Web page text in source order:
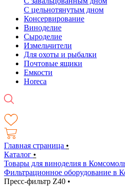
С цельнотянутым дном
Консервирование
Виноделие
Сыроделие
Измельчители
Для охоты и рыбалки
Почтовые ящики
Емкости
Horeca
Главная страница •
Каталог •
Товары для виноделия в
Фильтрационное оборудование в
Пресс-фильтр Z40 •